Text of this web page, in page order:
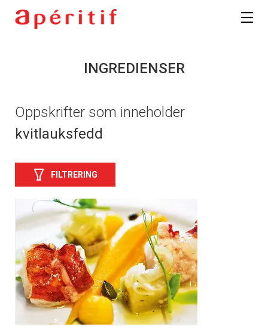
INGREDIENSER
Oppskrifter som inneholder
kvitlauksfedd
FILTRERING